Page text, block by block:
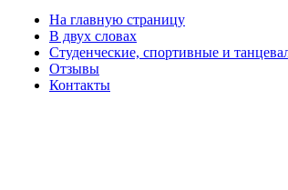
На главную страницу
В двух словах
Студенческие, спортивные и
Отзывы
Контакты